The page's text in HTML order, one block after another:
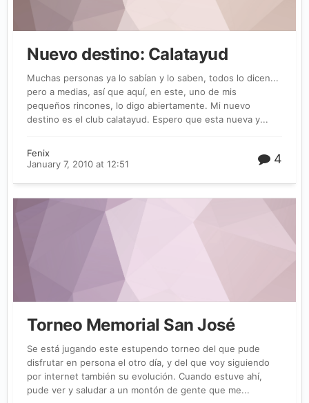
Nuevo destino: Calatayud
Muchas personas ya lo sabían y lo saben, todos lo dicen...
pero a medias, así que aquí, en este, uno de mis
pequeños rincones, lo digo abiertamente. Mi nuevo
destino es el club calatayud. Espero que esta nueva y...
Fenix
January 7, 2010 at 12:51
4
Torneo Memorial San José
Se está jugando este estupendo torneo del que pude
disfrutar en persona el otro día, y del que voy siguiendo
por internet también su evolución. Cuando estuve ahí,
pude ver y saludar a un montón de gente que me...